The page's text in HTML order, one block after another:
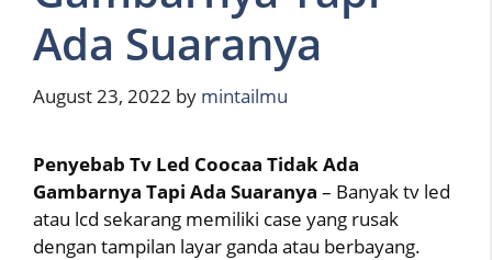
Ada Suaranya
August 23, 2022 by mintailmu
Penyebab Tv Led Coocaa Tidak Ada
Gambarnya Tapi Ada Suaranya – Banyak tv led
atau lcd sekarang memiliki case yang rusak
dengan tampilan layar ganda atau berbayang.